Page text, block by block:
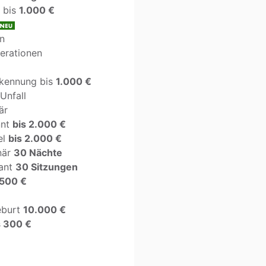
bis 1.000 €
bis 1.000 €
bis 2.000 €
bis 2.000 €
30 Nächte
30 Sitzungen
€
10.000 €
300 €